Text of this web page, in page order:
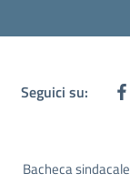
Seguici su:
Bacheca sindacale